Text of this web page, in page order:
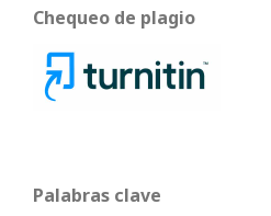
Chequeo de plagio
Palabras clave